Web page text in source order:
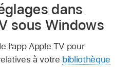
dans
sous Windows
l’app Apple TV pour
à votre bibliothèque